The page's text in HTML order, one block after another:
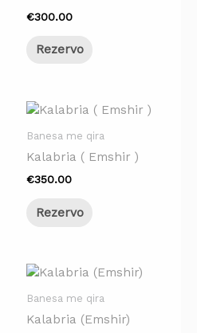
€300.00
Rezervo
Banesa me qira
Kalabria ( Emshir )
€350.00
Rezervo
Banesa me qira
Kalabria (Emshir)